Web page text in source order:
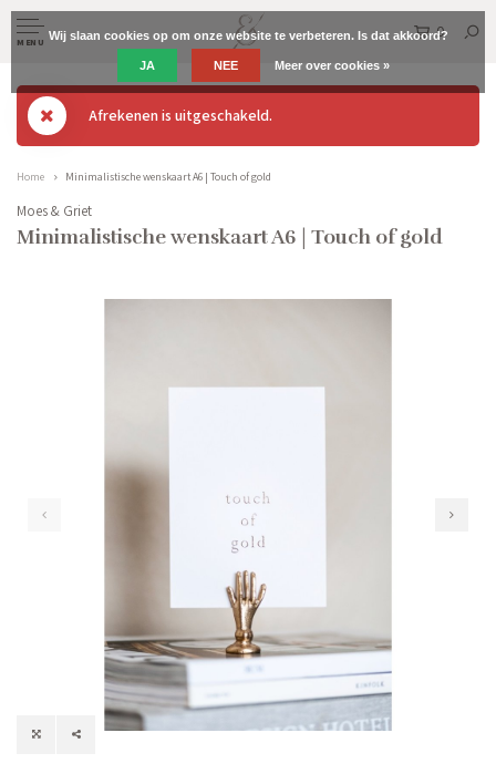
MENU
0
Afrekenen is uitgeschakeld.
Home Minimalistische wenskaart A6 | Touch of gold
Moes & Griet
Minimalistische wenskaart A6 | Touch of gold
Wij slaan cookies op om onze website te verbeteren. Is dat akkoord?
JA NEE Meer over cookies »